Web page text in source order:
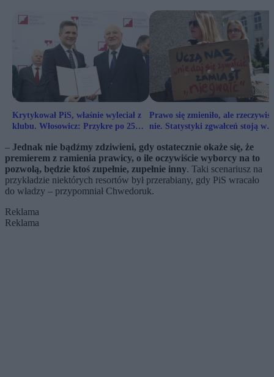
Krytykował PiS, właśnie wyleciał z
klubu. Włosowicz: Przykre po 25
Prawo się zmieniło, ale
nie. Statystyki zgwałceń stoją w
– Jednak nie bądźmy zdziwieni, gdy ostatecznie okaże się, że
premierem z ramienia prawicy, o ile oczywiście wyborcy na to
pozwolą, będzie ktoś zupełnie, zupełnie inny. Taki scenariusz na
przykładzie niektórych resortów był przerabiany, gdy PiS wracało
do władzy – przypomniał Chwedoruk.
Reklama
Reklama